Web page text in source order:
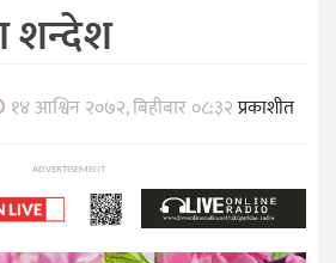
शन्देश
१४ आश्विन २०७२, बिहीबार ०८:३२प्रकाशीत
ADVERTISEMENT